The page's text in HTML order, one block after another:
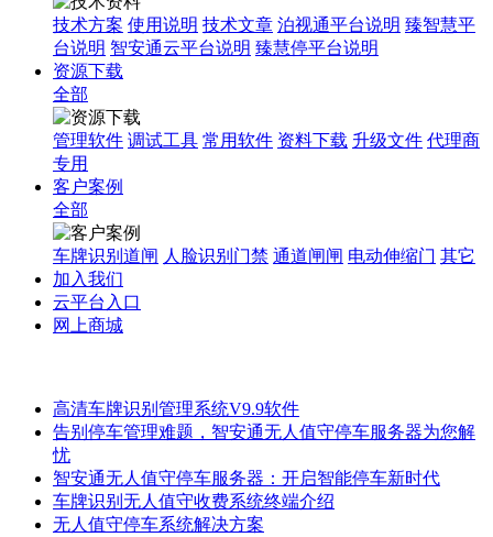
技术方案 使用说明 技术文章 泊视通平台说明 臻智慧平
台说明 智安通云平台说明 臻慧停平台说明
资源下载
全部
管理软件 调试工具 常用软件 资料下载 升级文件 代理商
专用
客户案例
全部
车牌识别道闸 人脸识别门禁 通道闸闸 电动伸缩门 其它
加入我们
云平台入口
网上商城
高清车牌识别管理系统V9.9软件
告别停车管理难题，智安通无人值守停车服务器为您解
忧
智安通无人值守停车服务器：开启智能停车新时代
车牌识别无人值守收费系统终端介绍
无人值守停车系统解决方案